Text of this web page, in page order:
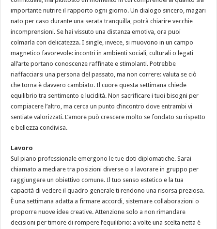
importante nutrire il rapporto ogni giorno. Un dialogo sincero, magari
nato per caso durante una serata tranquilla, potrà chiarire vecchie
incomprensioni. Se hai vissuto una distanza emotiva, ora puoi
colmarla con delicatezza. I single, invece, si muovono in un campo
magnetico favorevole: incontri in ambienti sociali, culturali o legati
all’arte portano conoscenze raffinate e stimolanti. Potrebbe
riaffacciarsi una persona del passato, ma non correre: valuta se ciò
che torna è davvero cambiato. Il cuore questa settimana chiede
equilibrio tra sentimento e lucidità. Non sacrificare i tuoi bisogni per
compiacere l’altro, ma cerca un punto d’incontro dove entrambi vi
sentiate valorizzati. L’amore può crescere molto se fondato su rispetto
e bellezza condivisa.
Lavoro
Sul piano professionale emergono le tue doti diplomatiche. Sarai
chiamato a mediare tra posizioni diverse o a lavorare in gruppo per
raggiungere un obiettivo comune. Il tuo senso estetico e la tua
capacità di vedere il quadro generale ti rendono una risorsa preziosa.
È una settimana adatta a firmare accordi, sistemare collaborazioni o
proporre nuove idee creative. Attenzione solo a non rimandare
decisioni per timore di rompere l’equilibrio: a volte una scelta netta è